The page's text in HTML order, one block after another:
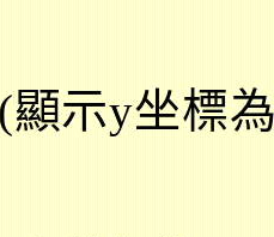
(顯示y坐標